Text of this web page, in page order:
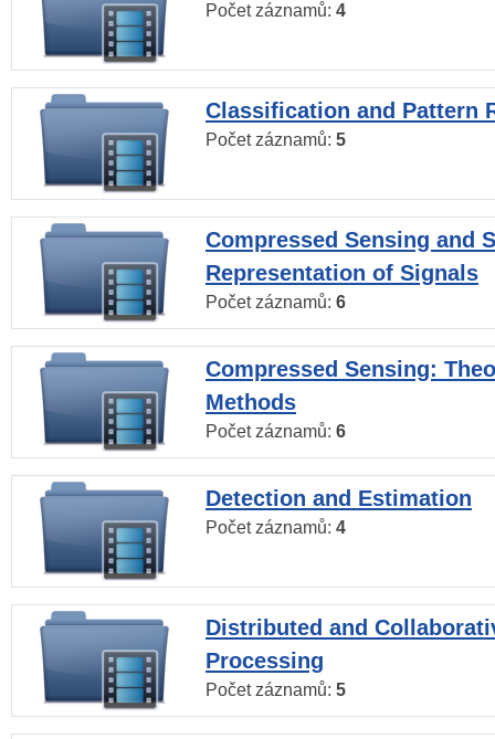
Počet záznamů: 4
Classification and Pattern
Počet záznamů: 5
Compressed Sensing and
Representation of Signals
Počet záznamů: 6
Compressed Sensing:
Methods
Počet záznamů: 6
Detection and Estimation
Počet záznamů: 4
Distributed and
Processing
Počet záznamů: 5